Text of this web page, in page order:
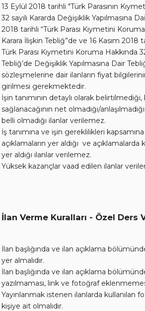
13 Eylül 2018 tarihli "Türk Parasının
32 sayılı Kararda Değişiklik Yapılmasına
2018 tarihli “Türk Parası Kıymetini Koruma
Karara İlişkin Tebliğ”de ve 16 Kasım 2018
Türk Parası Kıymetini Koruma Hakkında
Tebliğ’de Değişiklik Yapılmasına Dair
sözleşmelerine dair ilanların fiyat
girilmesi gerekmektedir.
İşin tanımının detaylı olarak belirtilmediği,
sağlanacağının net olmadığı/
belli olmadığı ilanlar verilemez.
İş tanımına ve işin gereklilikleri
açıklamaların yer aldığı ve
yer aldığı ilanlar verilemez.
Yüksek kazançlar vaad edilen ilanlar
İlan Verme Kuralları - Özel Ders
İlan başlığında ve ilan açıklama
yer almalıdır.
İlan başlığında ve ilan açıklama
yazılmaması, link ve fotoğraf
Yayınlanmak istenen ilanlarda kullanılan
kişiye ait olmalıdır.